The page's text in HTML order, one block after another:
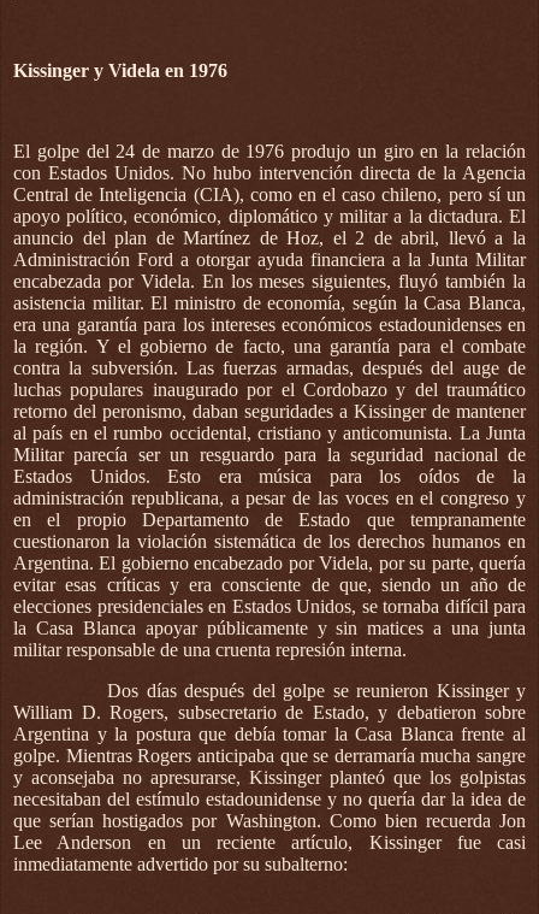
Kissinger y Videla en 1976
El golpe del 24 de marzo de 1976 produjo un giro en la relación
con Estados Unidos. No hubo intervención directa de la Agencia
Central de Inteligencia (CIA), como en el caso chileno, pero sí un
apoyo político, económico, diplomático y militar a la dictadura. El
anuncio del plan de Martínez de Hoz, el 2 de abril, llevó a la
Administración Ford a otorgar ayuda financiera a la Junta Militar
encabezada por Videla. En los meses siguientes, fluyó también la
asistencia militar. El ministro de economía, según la Casa Blanca,
era una garantía para los intereses económicos estadounidenses en
la región. Y el gobierno de facto, una garantía para el combate
contra la subversión. Las fuerzas armadas, después del auge de
luchas populares inaugurado por el Cordobazo y del traumático
retorno del peronismo, daban seguridades a Kissinger de mantener
al país en el rumbo occidental, cristiano y anticomunista. La Junta
Militar parecía ser un resguardo para la seguridad nacional de
Estados Unidos. Esto era música para los oídos de la
administración republicana, a pesar de las voces en el congreso y
en el propio Departamento de Estado que tempranamente
cuestionaron la violación sistemática de los derechos humanos en
Argentina. El gobierno encabezado por Videla, por su parte, quería
evitar esas críticas y era consciente de que, siendo un año de
elecciones presidenciales en Estados Unidos, se tornaba difícil para
la Casa Blanca apoyar públicamente y sin matices a una junta
militar responsable de una cruenta represión interna.
Dos días después del golpe se reunieron Kissinger y
William D. Rogers, subsecretario de Estado, y debatieron sobre
Argentina y la postura que debía tomar la Casa Blanca frente al
golpe. Mientras Rogers anticipaba que se derramaría mucha sangre
y aconsejaba no apresurarse, Kissinger planteó que los golpistas
necesitaban del estímulo estadounidense y no quería dar la idea de
que serían hostigados por Washington. Como bien recuerda Jon
Lee Anderson en un reciente artículo, Kissinger fue casi
inmediatamente advertido por su subalterno: